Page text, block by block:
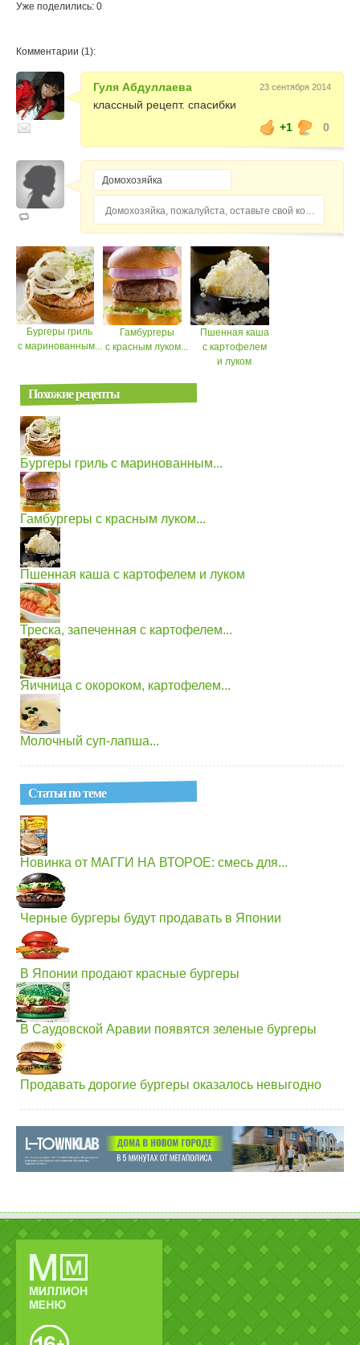
Уже поделились: 0
Комментарии (1):
Гуля Абдуллаева 23 сентября 2014
классный рецепт. спасибки
+1
0
Домохозяйка, пожалуйста, оставьте свой комментарий...
Бургеры гриль
с маринованным...
Гамбургеры
с красным луком...
Пшенная каша
с картофелем
и луком
Похожие рецепты
Бургеры гриль с маринованным...
Гамбургеры с красным луком...
Пшенная каша с картофелем и луком
Треска, запеченная с картофелем...
Яичница с окороком, картофелем...
Молочный суп-лапша...
Статьи по теме
Новинка от МАГГИ НА ВТОРОЕ: смесь для...
Черные бургеры будут продавать в Японии
В Японии продают красные бургеры
В Саудовской Аравии появятся зеленые бургеры
Продавать дорогие бургеры оказалось невыгодно